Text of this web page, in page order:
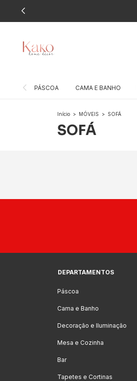
PÁSCOA CAMA E BANHO
Início > MÓVEIS > SOFÁ
SOFÁ
DEPARTAMENTOS
Páscoa
Cama e Banho
Decoração e Iluminação
Mesa e Cozinha
Bar
Tapetes e Cortinas